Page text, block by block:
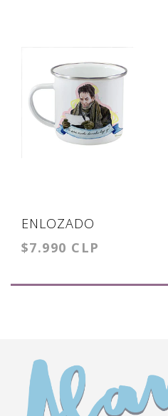
ENLOZADO
ERNESTO 300CC
$7.990 CLP